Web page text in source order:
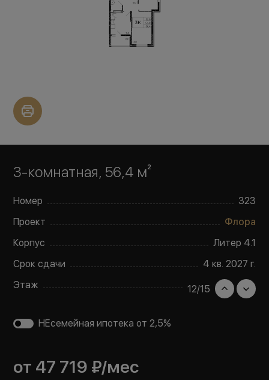
3-комнатная, 56,4 м²
Номер
323
Проект
Флора
Корпус
Литер 4.1
Срок сдачи
4 кв. 2027 г.
Этаж
12/15
НЕсемейная ипотека от 2,5%
от 47 719 ₽/мес